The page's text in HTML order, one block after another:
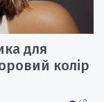
для
колір